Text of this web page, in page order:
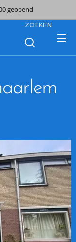
geopend
ZOEKEN